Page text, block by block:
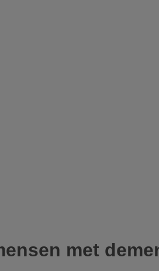
met